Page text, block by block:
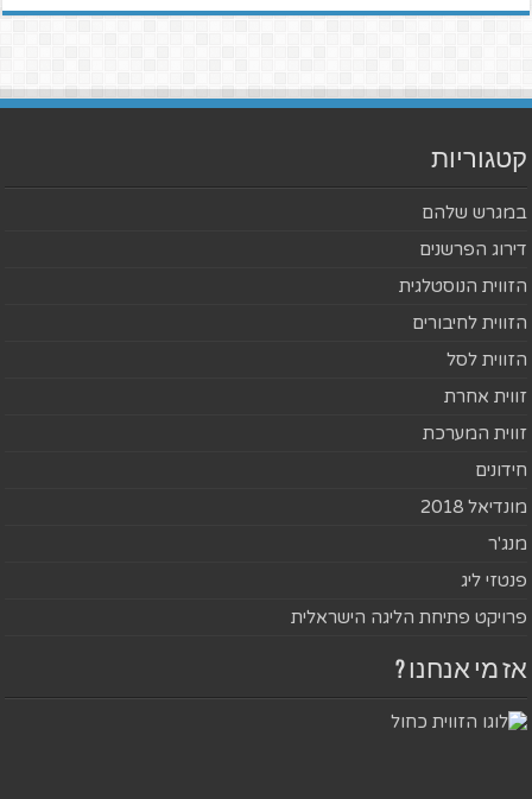
קטגוריות
במגרש שלהם
דירוג הפרשנים
הזווית הנוסטלגית
הזווית לחיבורים
הזווית לסל
זווית אחרת
זווית המערכת
חידונים
מונדיאל 2018
מנג'ר
פנטזי ליג
פרויקט פתיחת הליגה הישראלית
אז מי אנחנו ?